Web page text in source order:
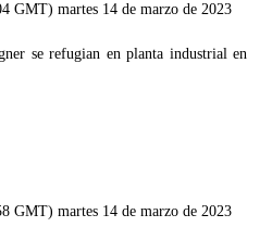
GMT) martes 14 de marzo de 2023
GMT) martes 14 de marzo de 2023